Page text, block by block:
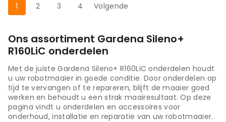
1 2 3 4 Volgende
Ons assortiment Gardena Sileno+
R160LiC onderdelen
Met de juiste Gardena Sileno+ R160LiC onderdelen houdt
u uw robotmaaier in goede conditie. Door onderdelen op
tijd te vervangen of te repareren, blijft de maaier goed
werken en behoudt u een strak maairesultaat. Op deze
pagina vindt u onderdelen en accessoires voor
onderhoud, installatie en reparatie van uw robotmaaier.